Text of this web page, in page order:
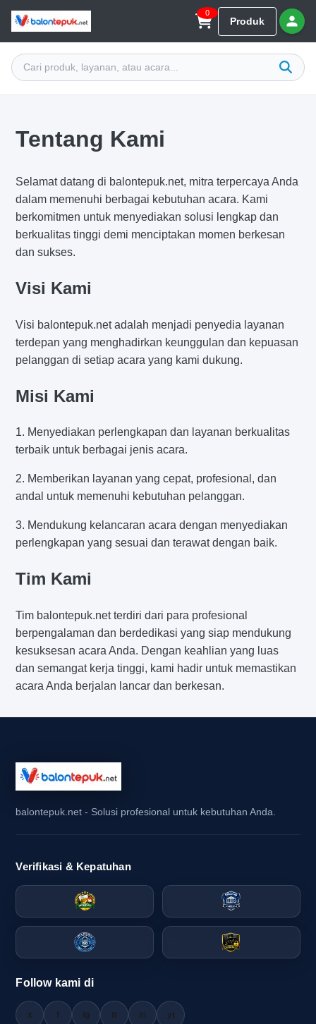
0
Produk
Tentang Kami
Selamat datang di balontepuk.net, mitra terpercaya Anda
dalam memenuhi berbagai kebutuhan acara. Kami
berkomitmen untuk menyediakan solusi lengkap dan
berkualitas tinggi demi menciptakan momen berkesan
dan sukses.
Visi Kami
Visi balontepuk.net adalah menjadi penyedia layanan
terdepan yang menghadirkan keunggulan dan kepuasan
pelanggan di setiap acara yang kami dukung.
Misi Kami
1. Menyediakan perlengkapan dan layanan berkualitas
terbaik untuk berbagai jenis acara.
2. Memberikan layanan yang cepat, profesional, dan
andal untuk memenuhi kebutuhan pelanggan.
3. Mendukung kelancaran acara dengan menyediakan
perlengkapan yang sesuai dan terawat dengan baik.
Tim Kami
Tim balontepuk.net terdiri dari para profesional
berpengalaman dan berdedikasi yang siap mendukung
kesuksesan acara Anda. Dengan keahlian yang luas
dan semangat kerja tinggi, kami hadir untuk memastikan
acara Anda berjalan lancar dan berkesan.
balontepuk.net - Solusi profesional untuk kebutuhan Anda.
Verifikasi & Kepatuhan
Follow kami di
x f ig tt in yt